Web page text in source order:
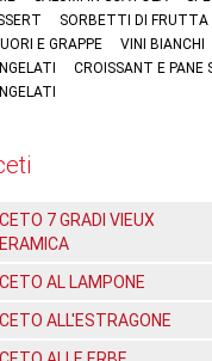
SORBETTI DI FRUTTA
E GRAPPE
VINI BIANCHI
CROISSANT E PANE
7 GRADI VIEUX
AL LAMPONE
ALL'ESTRAGONE